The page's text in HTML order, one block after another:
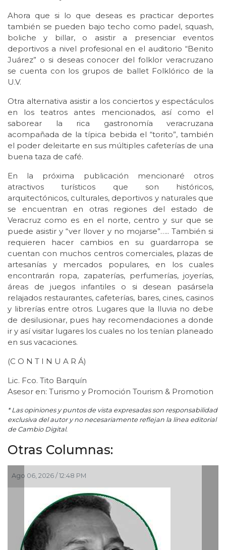
Ahora que si lo que deseas es practicar deportes
también se pueden bajo techo como padel, squash,
boliche y billar, o asistir a presenciar eventos
deportivos a nivel profesional en el auditorio “Benito
Juárez” o si deseas conocer del folklor veracruzano
se cuenta con los grupos de ballet Folklórico de la
U.V.
Otra alternativa asistir a los conciertos y espectáculos
en los teatros antes mencionados, así como el
saborear la rica gastronomía veracruzana
acompañada de la típica bebida el “torito”, también
el poder deleitarte en sus múltiples cafeterías de una
buena taza de café.
En la próxima publicación mencionaré otros
atractivos turísticos que son históricos,
arquitectónicos, culturales, deportivos y naturales que
se encuentran en otras regiones del estado de
Veracruz como es en el norte, centro y sur que se
puede asistir y “ver llover y no mojarse”….. También si
requieren hacer cambios en su guardarropa se
cuentan con muchos centros comerciales, plazas de
artesanías y mercados populares, en los cuales
encontrarán ropa, zapaterías, perfumerías, joyerías,
áreas de juegos infantiles o si desean pasársela
relajados restaurantes, cafeterías, bares, cines, casinos
y librerías entre otros. Lugares que la lluvia no debe
de desilusionar, pues hay recomendaciones a donde
ir y así visitar lugares los cuales no los tenían planeado
en sus vacaciones.
(C O N T I N U A R Á)
Lic. Fco. Tito Barquín
Asesor en: Turismo y Promoción Tourism & Promotion
* Las opiniones y puntos de vista expresadas son responsabilidad
exclusiva del autor y no necesariamente reflejan la línea editorial
de Cambio Digital.
Otras Columnas:
/ 12:48 PM